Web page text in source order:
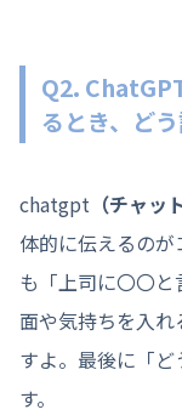
Q2.
るとき、ど
chatgpt （チャッ
体的に伝えるの
も「上司に〇〇
面や気持ちを入
すよ。最後に「
す。